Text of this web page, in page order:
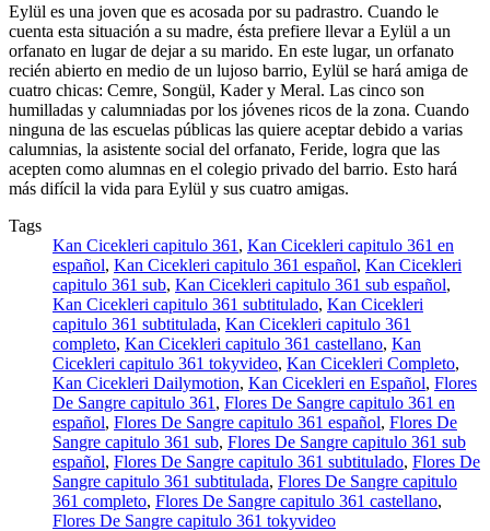
Eylül es una joven que es acosada por su padrastro. Cuando le
cuenta esta situación a su madre, ésta prefiere llevar a Eylül a un
orfanato en lugar de dejar a su marido. En este lugar, un orfanato
recién abierto en medio de un lujoso barrio, Eylül se hará amiga de
cuatro chicas: Cemre, Songül, Kader y Meral. Las cinco son
humilladas y calumniadas por los jóvenes ricos de la zona. Cuando
ninguna de las escuelas públicas las quiere aceptar debido a varias
calumnias, la asistente social del orfanato, Feride, logra que las
acepten como alumnas en el colegio privado del barrio. Esto hará
más difícil la vida para Eylül y sus cuatro amigas.
Tags
Kan Cicekleri capitulo 361 , Kan Cicekleri capitulo 361 en
español, Kan Cicekleri capitulo 361 español, Kan Cicekleri
capitulo 361 sub, Kan Cicekleri capitulo 361 sub español,
Kan Cicekleri capitulo 361 subtitulado, Kan Cicekleri
capitulo 361 subtitulada, Kan Cicekleri capitulo 361
completo, Kan Cicekleri capitulo 361 castellano, Kan
Cicekleri capitulo 361 tokyvideo, Kan Cicekleri Completo,
Kan Cicekleri Dailymotion, Kan Cicekleri en Español, Flores
De Sangre capitulo 361 , Flores De Sangre capitulo 361 en
español, Flores De Sangre capitulo 361 español, Flores De
Sangre capitulo 361 sub, Flores De Sangre capitulo 361 sub
español, Flores De Sangre capitulo 361 subtitulado, Flores De
Sangre capitulo 361 subtitulada, Flores De Sangre capitulo
361 completo, Flores De Sangre capitulo 361 castellano,
Flores De Sangre capitulo 361 tokyvideo